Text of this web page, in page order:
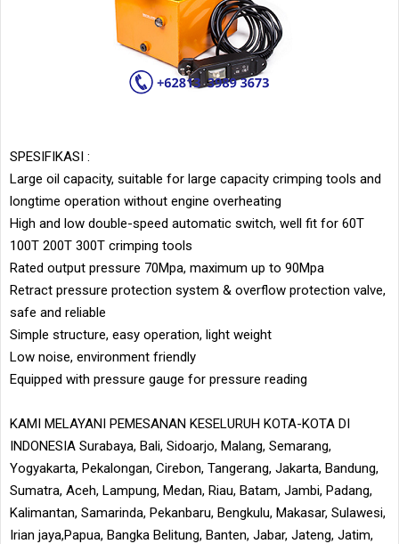
SPESIFIKASI :
Large oil capacity, suitable for large capacity crimping tools and
longtime operation without engine overheating
High and low double-speed automatic switch, well fit for 60T
100T 200T 300T crimping tools
Rated output pressure 70Mpa, maximum up to 90Mpa
Retract pressure protection system & overflow protection valve,
safe and reliable
Simple structure, easy operation, light weight
Low noise, environment friendly
Equipped with pressure gauge for pressure reading
KAMI MELAYANI PEMESANAN KESELURUH KOTA-KOTA DI
INDONESIA Surabaya, Bali, Sidoarjo, Malang, Semarang,
Yogyakarta, Pekalongan, Cirebon, Tangerang, Jakarta, Bandung,
Sumatra, Aceh, Lampung, Medan, Riau, Batam, Jambi, Padang,
Kalimantan, Samarinda, Pekanbaru, Bengkulu, Makasar, Sulawesi,
Irian jaya,Papua, Bangka Belitung, Banten, Jabar, Jateng, Jatim,